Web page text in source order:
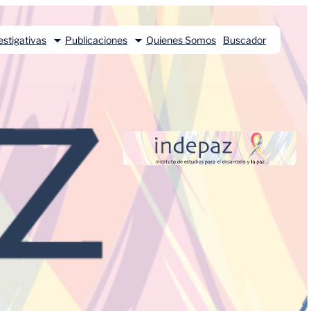
Publicaciones Quienes Somos Buscador